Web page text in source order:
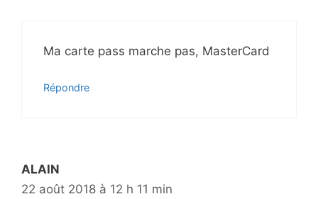
Ma carte pass marche pas, MasterCard
Répondre
ALAIN
22 août 2018 à 12 h 11 min